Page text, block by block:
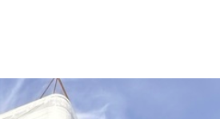
Спортивные
Бассейны для глэмпингов